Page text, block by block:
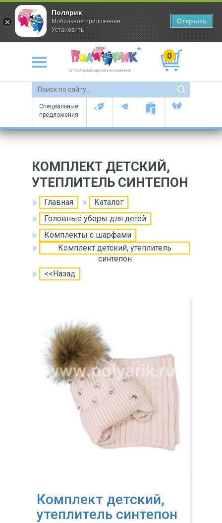
Оптово-производственная компания
0
Специальные
предложения
КОМПЛЕКТ ДЕТСКИЙ,
УТЕПЛИТЕЛЬ СИНТЕПОН
Главная
Каталог
Головные уборы для детей
Комплекты с шарфами
Комплект детский, утеплитель
синтепон
<<Назад
Комплект детский,
утеплитель синтепон
Полярик
Мобильное приложение
Установить
Открыть